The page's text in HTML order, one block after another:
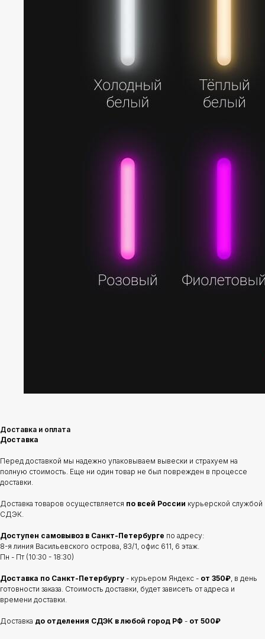
Доставка и оплата
Доставка
Перед доставкой мы надежно упаковываем вывески и страхуем на
полную стоимость. Еще ни один товар не был поврежден в процессе
доставки.
Доставка товаров осуществляется по всей России курьерской службой
СДЭК.
Доступен самовывоз в Санкт-Петербурге по адресу:
8-я линия Васильевского острова, 83/1, офис 611, 6 этаж.
Пн - Пт (10:30 - 18:30)
Доставка по Санкт-Петербургу - курьером Яндекс - от 350₽, в день
готовности заказа. Стоимость доставки, будет зависеть от адреса и
времени доставки.
Доставка до отделения СДЭК в любой город РФ - от 500₽